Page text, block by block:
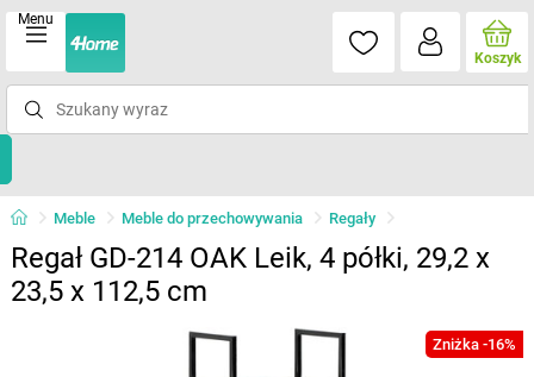
Menu
Koszyk
Meble Meble do przechowywania Regały
Regał GD-214 OAK Leik, 4 półki, 29,2 x
23,5 x 112,5 cm
Zniżka -16%